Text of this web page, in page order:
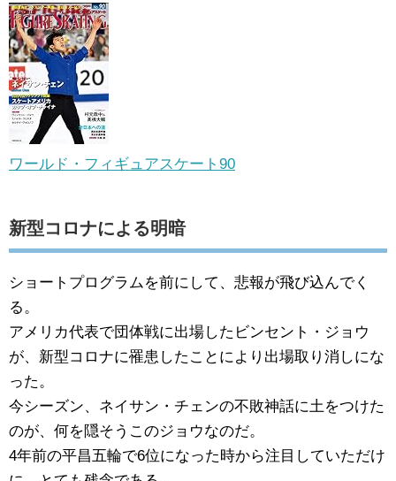
ワールド・フィギュアスケート90
新型コロナによる明暗
ショートプログラムを前にして、悲報が飛び込んでく
る。
アメリカ代表で団体戦に出場したビンセント・ジョウ
が、新型コロナに罹患したことにより出場取り消しにな
った。
今シーズン、ネイサン・チェンの不敗神話に土をつけた
のが、何を隠そうこのジョウなのだ。
4年前の平昌五輪で6位になった時から注目していただけ